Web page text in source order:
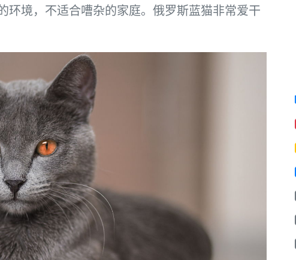
环境，不适合嘈杂的家庭。俄罗斯蓝猫非常爱干